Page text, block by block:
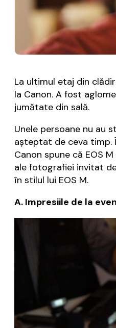
La ultimul etaj din
la Canon. A fost
jumătate din sală.
Unele persoane nu au
așteptat de ceva timp.
Canon spune că EOS
ale fotografiei invitat
în stilul lui EOS M.
A. Impresiile de la